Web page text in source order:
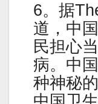
6。据
道，中
民担心
病。中
种神秘